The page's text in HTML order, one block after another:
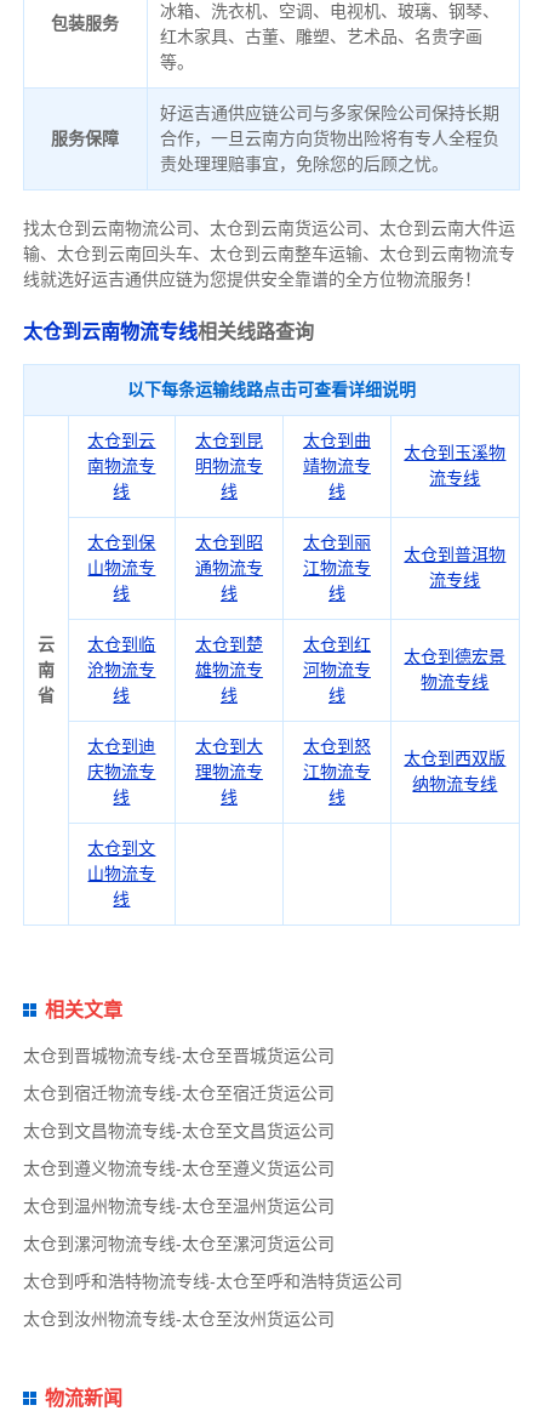
包装服务
冰箱、洗衣机、空调、电视机、玻璃、钢琴、
红木家具、古董、雕塑、艺术品、名贵字画
等。
服务保障
好运吉通供应链公司与多家保险公司保持长期
合作，一旦云南方向货物出险将有专人全程负
责处理理赔事宜，免除您的后顾之忧。
找太仓到云南物流公司、太仓到云南货运公司、太仓到云南大件运
输、太仓到云南回头车、太仓到云南整车运输、太仓到云南物流专
线就选好运吉通供应链为您提供安全靠谱的全方位物流服务！
太仓到云南物流专线相关线路查询
以下每条运输线路点击可查看详细说明
云
南
省
太仓到云
南物流专
线
太仓到昆
明物流专
线
太仓到曲
靖物流专
线
太仓到玉溪物
流专线
太仓到保
山物流专
线
太仓到昭
通物流专
线
太仓到丽
江物流专
线
太仓到普洱物
流专线
太仓到临
沧物流专
线
太仓到楚
雄物流专
线
太仓到红
河物流专
线
太仓到德宏景
物流专线
太仓到迪
庆物流专
线
太仓到大
理物流专
线
太仓到怒
江物流专
线
太仓到西双版
纳物流专线
太仓到文
山物流专
线
相关文章
太仓到晋城物流专线-太仓至晋城货运公司
太仓到宿迁物流专线-太仓至宿迁货运公司
太仓到文昌物流专线-太仓至文昌货运公司
太仓到遵义物流专线-太仓至遵义货运公司
太仓到温州物流专线-太仓至温州货运公司
太仓到漯河物流专线-太仓至漯河货运公司
太仓到呼和浩特物流专线-太仓至呼和浩特货运公司
太仓到汝州物流专线-太仓至汝州货运公司
物流新闻